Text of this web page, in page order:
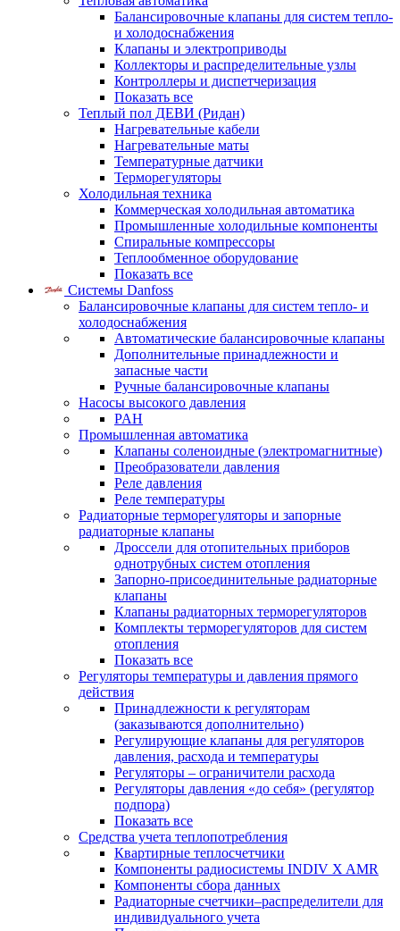
Балансировочные клапаны для систем тепло-
и холодоснабжения
Клапаны и электроприводы
Коллекторы и распределительные узлы
Контроллеры и диспетчеризация
Показать все
Теплый пол ДЕВИ (Ридан)
Нагревательные кабели
Нагревательные маты
Температурные датчики
Терморегуляторы
Холодильная техника
Коммерческая холодильная автоматика
Промышленные холодильные компоненты
Спиральные компрессоры
Теплообменное оборудование
Показать все
Системы Danfoss
Балансировочные клапаны для систем тепло- и
холодоснабжения
Автоматические балансировочные клапаны
Дополнительные принадлежности и
запасные части
Ручные балансировочные клапаны
Насосы высокого давления
PAH
Промышленная автоматика
Клапаны соленоидные (электромагнитные)
Преобразователи давления
Реле давления
Реле температуры
Радиаторные терморегуляторы и запорные
радиаторные клапаны
Дроссели для отопительных приборов
однотрубных систем отопления
Запорно-присоединительные радиаторные
клапаны
Клапаны радиаторных терморегуляторов
Комплекты терморегуляторов для систем
отопления
Показать все
Регуляторы температуры и давления прямого
действия
Принадлежности к регуляторам
(заказываются дополнительно)
Регулирующие клапаны для регуляторов
давления, расхода и температуры
Регуляторы – ограничители расхода
Регуляторы давления «до себя» (регулятор
подпора)
Показать все
Средства учета теплопотребления
Квартирные теплосчетчики
Компоненты радиосистемы INDIV X AMR
Компоненты сбора данных
Радиаторные счетчики–распределители для
индивидуального учета